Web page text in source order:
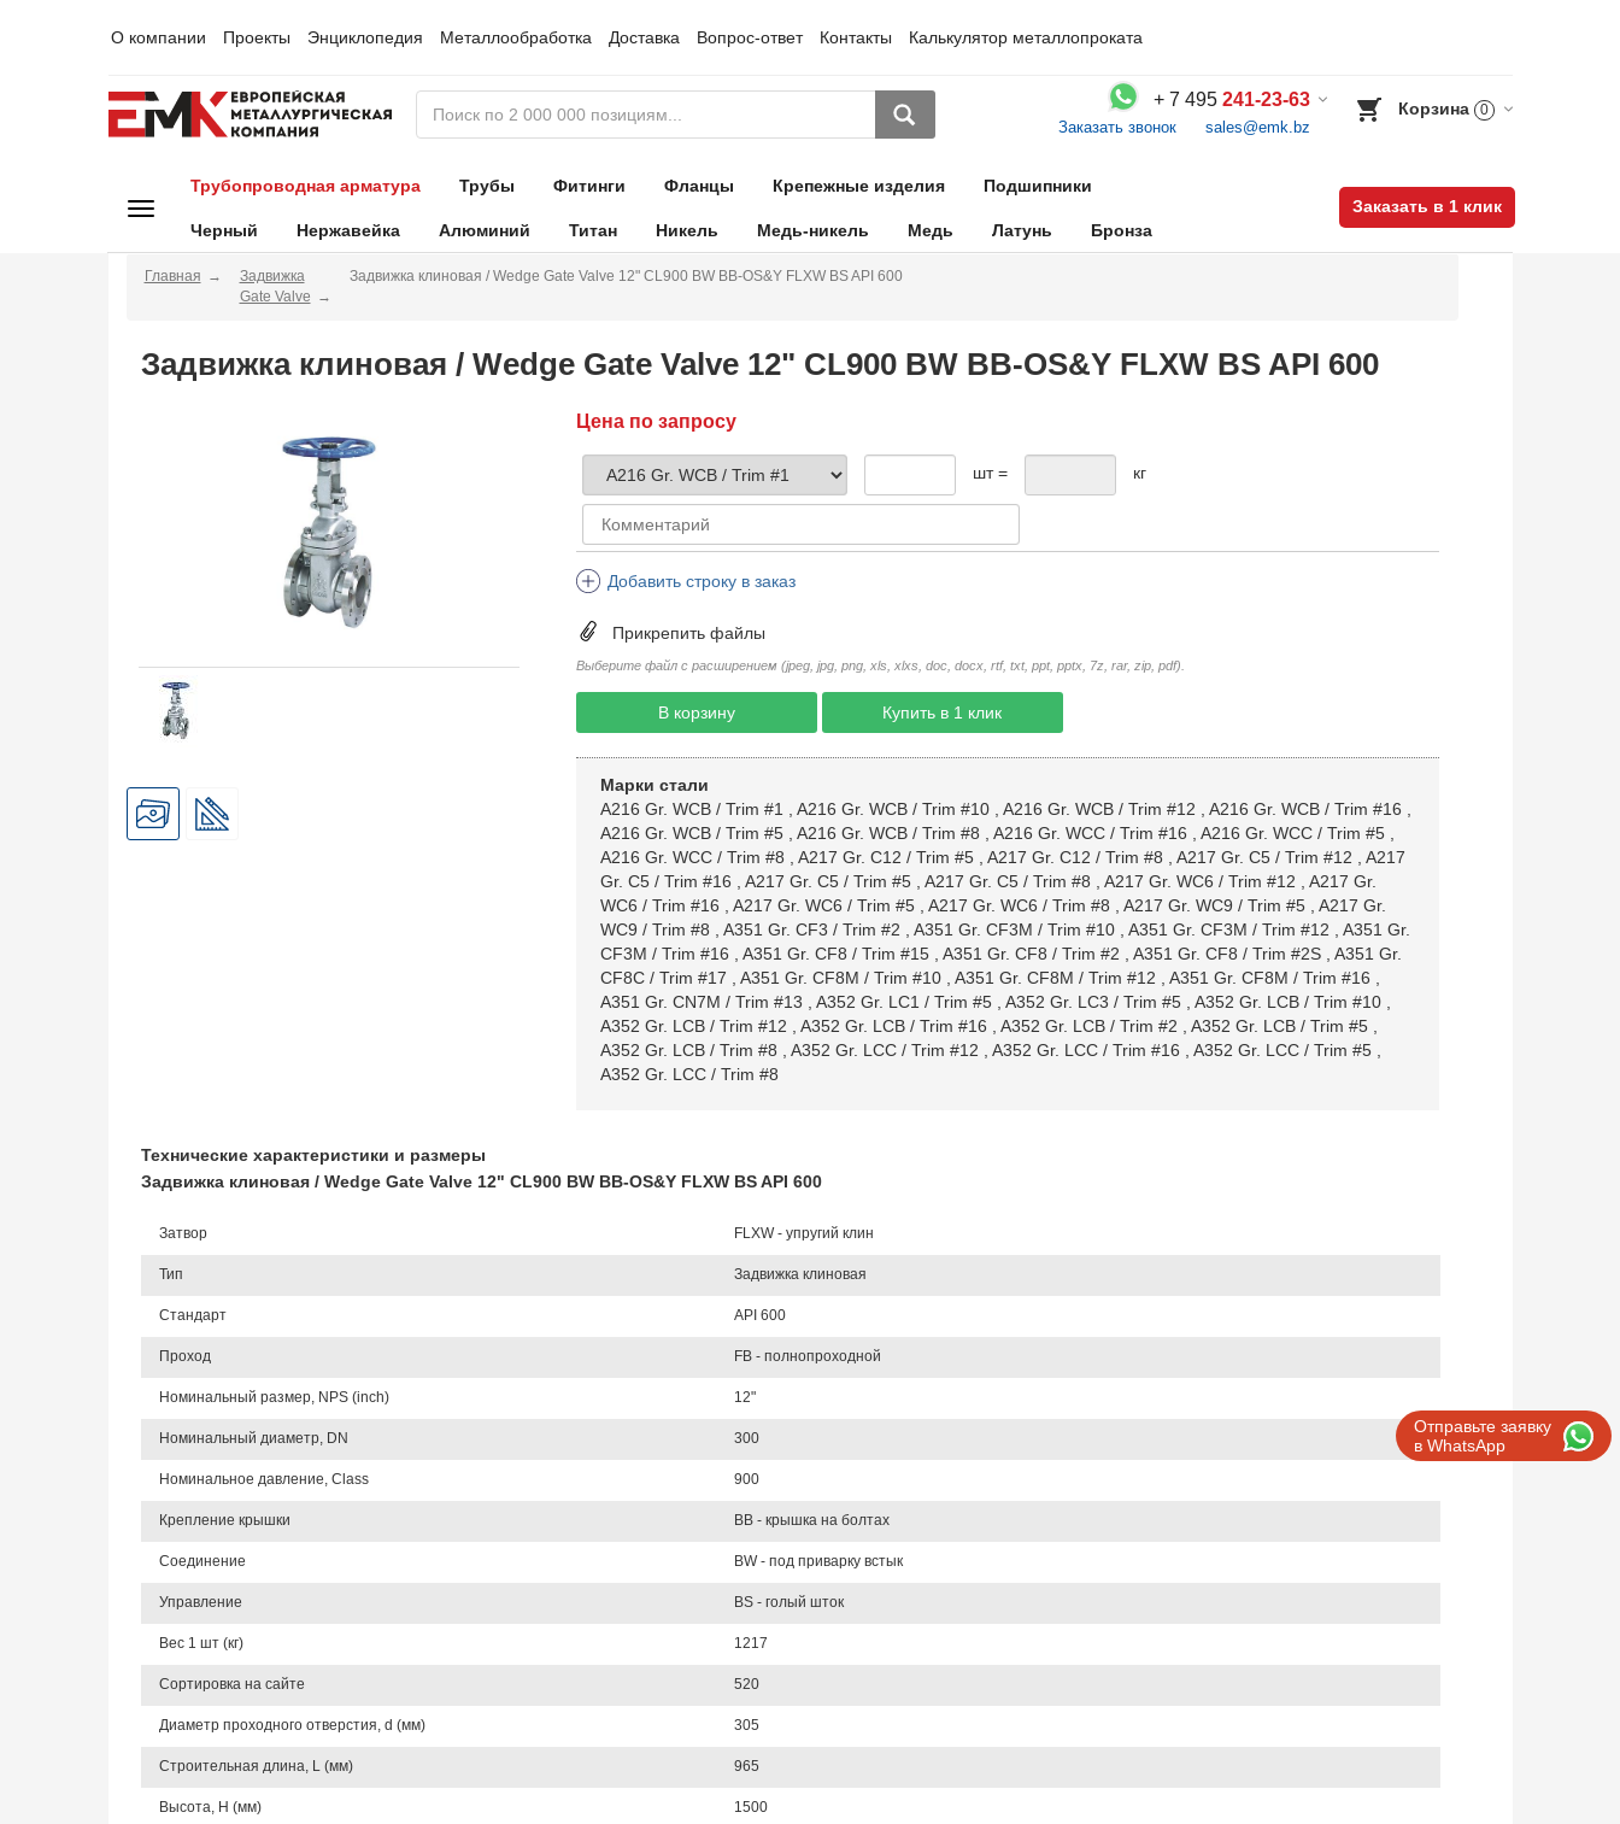
О компании Проекты Энциклопедия Металлообработка Доставка Вопрос-ответ Контакты Калькулятор металлопроката
+ 7 495 241-23-63
Заказать звонок sales@emk.bz
Корзина 0
Трубопроводная арматура Трубы Фитинги Фланцы Крепежные изделия Подшипники
Черный Нержавейка Алюминий Титан Никель Медь-никель Медь Латунь Бронза
Заказать в 1 клик
Отправьте заявку
в WhatsApp
Главная
Задвижка
Gate Valve
Задвижка клиновая / Wedge Gate Valve 12" CL900 BW BB-OS&Y FLXW BS API 600
Задвижка клиновая / Wedge Gate Valve 12" CL900 BW BB-OS&Y FLXW BS API 600
Цена по запросу
шт = кг
Добавить строку в заказ
Прикрепить файлы
Выберите файл с расширением (jpeg, jpg, png, xls, xlxs, doc, docx, rtf, txt, ppt, pptx, 7z, rar, zip, pdf).
В корзину Купить в 1 клик
Марки стали
A216 Gr. WCB / Trim #1
A216 Gr. WCB / Trim #10, A216 Gr. WCB / Trim #12 A216 Gr. WCB / Trim #16
A216 Gr. WCB / Trim #5, A216 Gr. WCB / Trim #8 A216 Gr. WCC / Trim #16 A216 Gr. WCC / Trim #5,
A216 Gr. WCC / Trim #8
A217 Gr. C12 / Trim #5, A217 Gr. C12 / Trim #8 A217 Gr. C5 / Trim #12
A217
Gr. C5 / Trim #16
A217 Gr. C5 / Trim #5, A217 Gr. C5 / Trim #8 A217 Gr. WC6 / Trim #12
A217 Gr.
WC6 / Trim #16
A217 Gr. WC6 / Trim #5, A217 Gr. WC6 / Trim #8 A217 Gr. WC9 / Trim #5, A217 Gr.
WC9 / Trim #8
A351 Gr. CF3 / Trim #2 A351 Gr. CF3M / Trim #10, A351 Gr. CF3M / Trim #12
A351 Gr.
CF3M / Trim #16
A351 Gr. CF8 / Trim #15, A351 Gr. CF8 / Trim #2 A351 Gr. CF8 / Trim #2S, A351 Gr.
CF8C / Trim #17
A351 Gr. CF8M / Trim #10, A351 Gr. CF8M / Trim #12 A351 Gr. CF8M / Trim #16
A351 Gr. CN7M / Trim #13
A352 Gr. LC1 / Trim #5, A352 Gr. LC3 / Trim #5, A352 Gr. LCB / Trim #10,
A352 Gr. LCB / Trim #12
A352 Gr. LCB / Trim #16 A352 Gr. LCB / Trim #2 A352 Gr. LCB / Trim #5,
A352 Gr. LCB / Trim #8
A352 Gr. LCC / Trim #12 A352 Gr. LCC / Trim #16 A352 Gr. LCC / Trim #5,
A352 Gr. LCC / Trim #8
Технические характеристики и размеры
Задвижка клиновая / Wedge Gate Valve 12" CL900 BW BB-OS&Y FLXW BS API 600
Затвор FLXW - упругий клин
Тип Задвижка клиновая
Стандарт API 600
Проход FB - полнопроходной
Номинальный размер, NPS (inch) 12"
Номинальный диаметр, DN 300
Номинальное давление, Class 900
Крепление крышки BB - крышка на болтах
Соединение BW - под приварку встык
Управление BS - голый шток
Вес 1 шт (кг) 1217
Сортировка на сайте 520
Диаметр проходного отверстия, d (мм) 305
Строительная длина, L (мм) 965
Высота, Н (мм) 1500